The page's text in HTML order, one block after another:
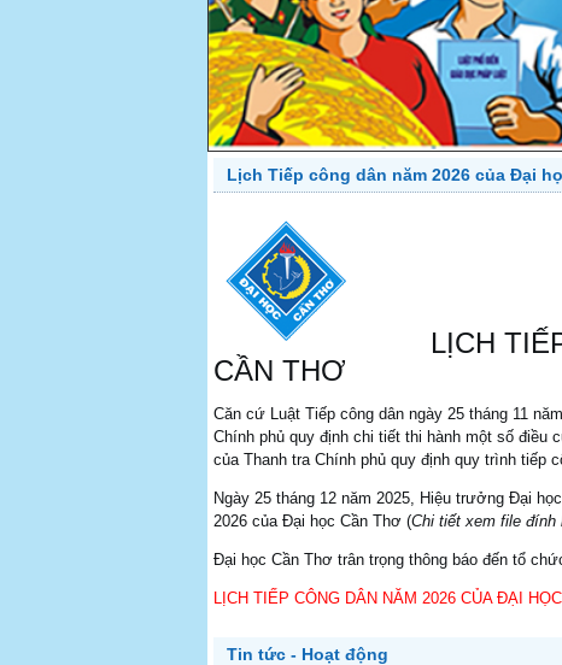
Lịch Tiếp công dân năm 2026 của Đại
LỊCH
CẦN THƠ
Căn cứ Luật Tiếp công dân ngày 25 tháng 11
Chính phủ quy định chi tiết thi hành một số điều
của Thanh tra Chính phủ quy định quy trình tiếp
Ngày 25 tháng 12 năm 2025, Hiệu trưởng Đại
2026 của Đại học Cần Thơ (Chi tiết xem file đính
Đại học Cần Thơ trân trọng thông báo đến tổ
LỊCH TIẾP CÔNG DÂN NĂM 2026 CỦA ĐẠI
Tin tức - Hoạt động